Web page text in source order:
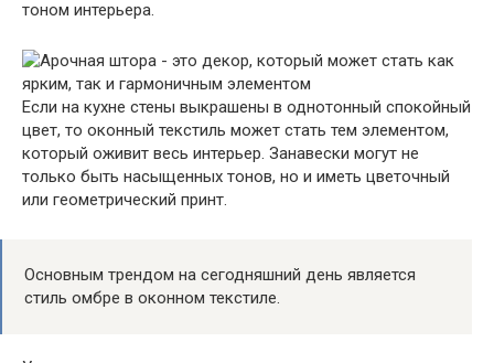
тоном интерьера.
Если на кухне стены выкрашены в однотонный спокойный
цвет, то оконный текстиль может стать тем элементом,
который оживит весь интерьер. Занавески могут не
только быть насыщенных тонов, но и иметь цветочный
или геометрический принт.
Основным трендом на сегодняшний день является
стиль омбре в оконном текстиле.